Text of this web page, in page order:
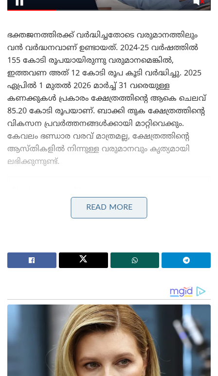
ഭക്തജനത്തിരക്ക് വർദ്ധിച്ചതോടെ വരുമാനത്തിലും
വൻ വർദ്ധനവാണ് ഉണ്ടായത്. 2024-25 വർഷത്തിൽ
155 കോടി രൂപയായിരുന്നു വരുമാനമെങ്കിൽ,
ഇത്തവണ അത് 12 കോടി രൂപ കൂടി വർദ്ധിച്ചു. 2025
ഏപ്രിൽ 1 മുതൽ 2026 മാർച്ച് 31 വരെയുള്ള
കണക്കുകൾ പ്രകാരം ക്ഷേത്രത്തിന്റെ ആകെ ചെലവ്
85.20 കോടി രൂപയാണ്. ബാക്കി തുക ക്ഷേത്രത്തിന്റെ
വികസന പ്രവർത്തനങ്ങൾക്കായി മാറ്റിവെക്കും.
കേവലം ഭണ്ഡാര വരവ് മാത്രമല്ല, ക്ഷേത്രത്തിന്റെ
ആസ്തികളിൽ നിന്നുള്ള വരുമാനവും കൃത്യമായി
ലഭിക്കുന്നുണ്ട്.
പ്രധാനം.ബാങ്ക് നിക്ഷേപങ്ങളിൽ നിന്നുള്ള
പലിശയിനത്തിൽ വലിയൊരു തുക ലഭിച്ചു.
ഭക്തർക്കായി നിർമ്മിച്ച ചൗൾട്രികളിൽ നിന്നും മറ്റ്
കെട്ടിടങ്ങളിൽ നിന്നുമുള്ള വാടകയിനത്തിലും
വരുമാനം വരുന്നുണ്ട്. ക്ഷേത്രത്തിന്റെ
ഉടമസ്ഥതയിലുള്ള എസ്റ്റേറ്റുകളിൽ നിന്നുള്ള
READ MORE